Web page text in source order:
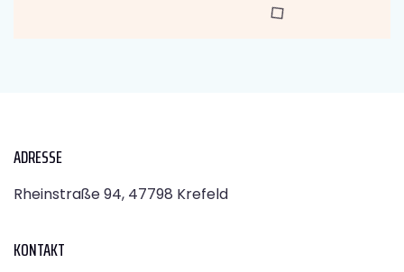
ADRESSE
Rheinstraße 94, 47798 Krefeld
KONTAKT